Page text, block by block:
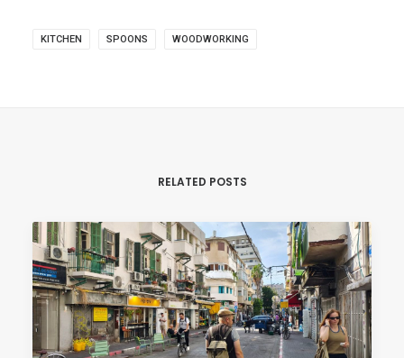
KITCHEN SPOONS WOODWORKING
RELATED POSTS